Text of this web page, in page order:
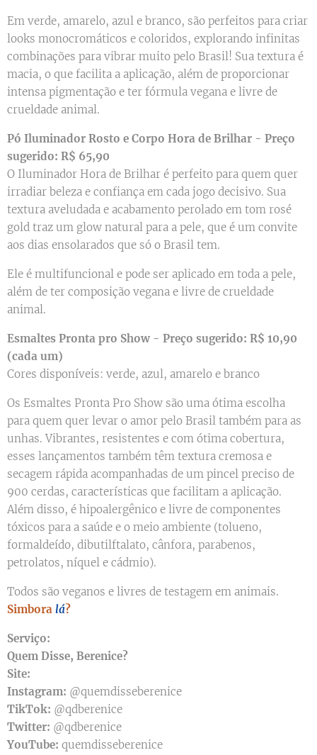
Em verde, amarelo, azul e branco, são perfeitos para criar
looks monocromáticos e coloridos, explorando infinitas
combinações para vibrar muito pelo Brasil! Sua textura é
macia, o que facilita a aplicação, além de proporcionar
intensa pigmentação e ter fórmula vegana e livre de
crueldade animal.
Pó Iluminador Rosto e Corpo Hora de Brilhar - Preço
sugerido: R$ 65,90
O Iluminador Hora de Brilhar é perfeito para quem quer
irradiar beleza e confiança em cada jogo decisivo. Sua
textura aveludada e acabamento perolado em tom rosé
gold traz um glow natural para a pele, que é um convite
aos dias ensolarados que só o Brasil tem.
Ele é multifuncional e pode ser aplicado em toda a pele,
além de ter composição vegana e livre de crueldade
animal.
Esmaltes Pronta pro Show - Preço sugerido: R$ 10,90
(cada um)
Cores disponíveis: verde, azul, amarelo e branco
Os Esmaltes Pronta Pro Show são uma ótima escolha
para quem quer levar o amor pelo Brasil também para as
unhas. Vibrantes, resistentes e com ótima cobertura,
esses lançamentos também têm textura cremosa e
secagem rápida acompanhadas de um pincel preciso de
900 cerdas, características que facilitam a aplicação.
Além disso, é hipoalergênico e livre de componentes
tóxicos para a saúde e o meio ambiente (tolueno,
formaldeído, dibutilftalato, cânfora, parabenos,
petrolatos, níquel e cádmio).
Todos são veganos e livres de testagem em animais.
Simbora lá?
Serviço:
Quem Disse, Berenice?
Site:
Instagram: @quemdisseberenice
TikTok: @qdberenice
Twitter: @qdberenice
YouTube: quemdisseberenice